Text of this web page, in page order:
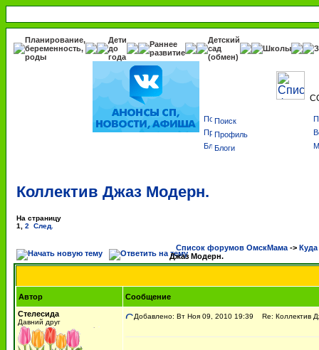
Планирование,
беременность,
роды
Дети
до
года
Раннее
развитие
Детский
сад
(обмен)
Школы
Поиск
Профиль
Блоги
Коллектив Джаз Модерн.
На страницу
1
2 След.
Список форумов ОмскМама -> Куда
Джаз Модерн.
Автор
Сообщение
Стелесида
Давний друг
Добавлено: Вт Ноя 09, 2010 19:39 Re: Коллектив